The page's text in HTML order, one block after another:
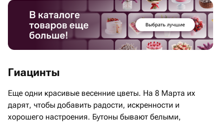
Гиацинты
Еще одни красивые весенние цветы. На 8 Марта их
дарят, чтобы добавить радости, искренности и
хорошего настроения. Бутоны бывают белыми,